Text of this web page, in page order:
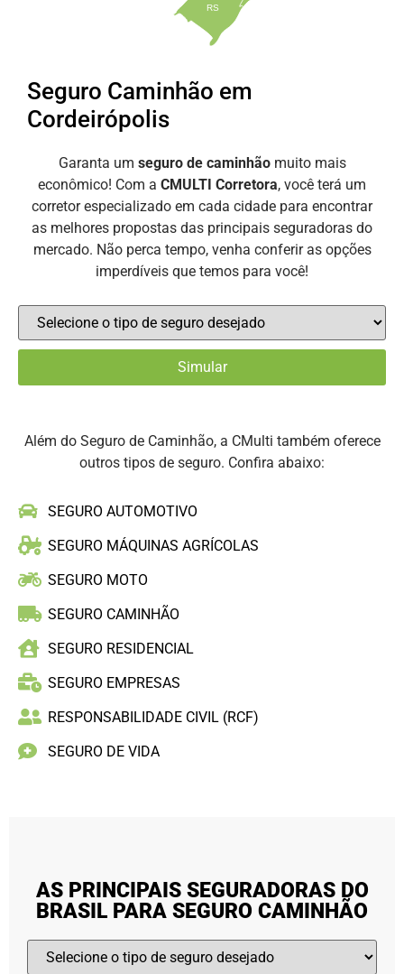
RS
Seguro Caminhão em
Cordeirópolis
Garanta um seguro de caminhão muito mais
econômico! Com a CMULTI Corretora, você terá um
corretor especializado em cada cidade para encontrar
as melhores propostas das principais seguradoras do
mercado. Não perca tempo, venha conferir as opções
imperdíveis que temos para você!
Além do Seguro de Caminhão, a CMulti também oferece
outros tipos de seguro. Confira abaixo:
SEGURO AUTOMOTIVO
SEGURO MÁQUINAS AGRÍCOLAS
SEGURO MOTO
SEGURO CAMINHÃO
SEGURO RESIDENCIAL
SEGURO EMPRESAS
RESPONSABILIDADE CIVIL (RCF)
SEGURO DE VIDA
AS PRINCIPAIS SEGURADORAS DO
BRASIL PARA SEGURO CAMINHÃO